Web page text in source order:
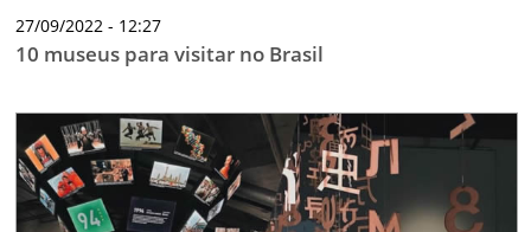
27/09/2022 - 12:27
10 museus para visitar no Brasil